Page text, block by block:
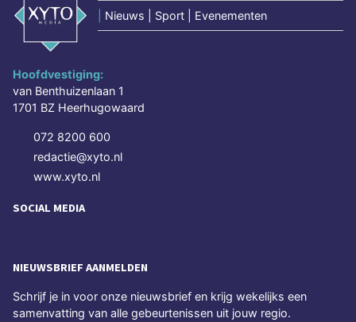
Nieuws | Sport | Evenementen
Hoofdvestiging:
van Benthuizenlaan 1
1701 BZ Heerhugowaard
072 8200 600
redactie@xyto.nl
www.xyto.nl
SOCIAL MEDIA
NIEUWSBRIEF AANMELDEN
Schrijf je in voor onze nieuwsbrief en krijg wekelijks een
samenvatting van alle gebeurtenissen uit jouw regio.